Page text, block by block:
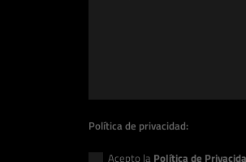
Política de privacidad:
Acepto la Política de